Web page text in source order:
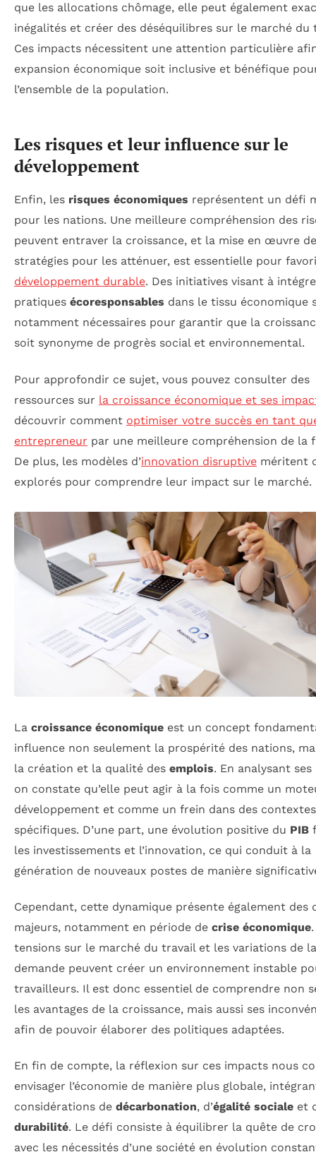
que les allocations chômage, elle peut également
inégalités et créer des déséquilibres sur le marché du
Ces impacts nécessitent une attention particulière
expansion économique soit inclusive et bénéfique
l’ensemble de la population.
Les risques et leur influence sur le
développement
Enfin, les risques économiques représentent un défi
pour les nations. Une meilleure compréhension des
peuvent entraver la croissance, et la mise en œuvre de
stratégies pour les atténuer, est essentielle pour
développement durable. Des initiatives visant à
pratiques écoresponsables dans le tissu économique
notamment nécessaires pour garantir que la
soit synonyme de progrès social et environnemental.
Pour approfondir ce sujet, vous pouvez consulter des
ressources sur la croissance économique et ses
découvrir comment optimiser votre succès en tant
entrepreneur par une meilleure compréhension de la
De plus, les modèles d’innovation disruptive méritent
explorés pour comprendre leur impact sur le marché.
La croissance économique est un concept
influence non seulement la prospérité des nations,
la création et la qualité des emplois. En analysant
on constate qu’elle peut agir à la fois comme un
développement et comme un frein dans des contextes
spécifiques. D’une part, une évolution positive du PIB
les investissements et l’innovation, ce qui conduit à la
génération de nouveaux postes de manière
Cependant, cette dynamique présente également des
majeurs, notamment en période de crise économique
tensions sur le marché du travail et les variations de la
demande peuvent créer un environnement instable
travailleurs. Il est donc essentiel de comprendre non
les avantages de la croissance, mais aussi ses
afin de pouvoir élaborer des politiques adaptées.
En fin de compte, la réflexion sur ces impacts nous
envisager l’économie de manière plus globale,
considérations de décarbonation, d’égalité sociale et
durabilité. Le défi consiste à équilibrer la quête de
avec les nécessités d’une société en évolution